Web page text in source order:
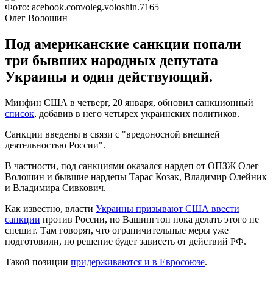
Фото: acebook.com/oleg.voloshin.7165
Олег Волошин
Под американские санкции попали
три бывших народных депутата
Украины и один действующий.
Минфин США в четверг, 20 января, обновил санкционный
список, добавив в него четырех украинских политиков.
Санкции введены в связи с "вредоносной внешней
деятельностью России".
В частности, под санкциями оказался нардеп от ОПЗЖ Олег
Волошин и бывшие нардепы Тарас Козак, Владимир Олейник
и Владимира Сивкович.
Как известно, власти Украины призывают США ввести
санкции против России, но Вашингтон пока делать этого не
спешит. Там говорят, что ограничительные меры уже
подготовили, но решение будет зависеть от действий РФ.
Такой позиции придерживаются и в Евросоюзе.